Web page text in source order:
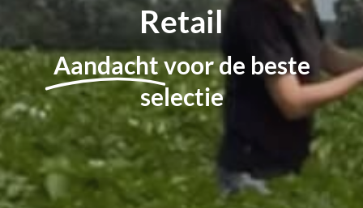
Retail
Aandachtvoor de beste
selectie